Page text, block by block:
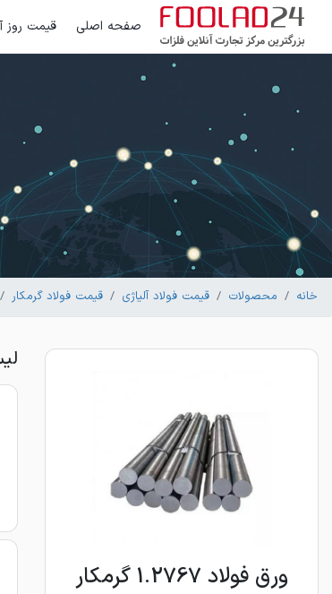
صفحه اصلی قیمت روز
خانه محصولات قیمت فولاد آلیاژی قیمت فولاد گرمکار
ورق فولاد 1.2767 گرمکار